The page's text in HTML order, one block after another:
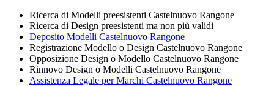
Ricerca di Modelli preesistenti Castelnuovo Rangone
Ricerca di Design preesistenti ma non più validi
Deposito Modelli Castelnuovo Rangone
Registrazione Modello o Design Castelnuovo Rangone
Opposizione Design o Modello Castelnuovo Rangone
Rinnovo Design o Modelli Castelnuovo Rangone
Assistenza Legale per Marchi Castelnuovo Rangone